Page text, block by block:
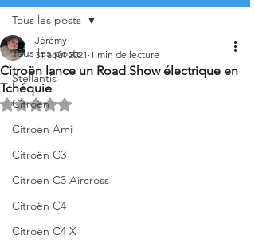
Tous les posts
Stellantis
Citroën
Citroën Ami
Citroën C3
Citroën C3 Aircross
Citroën C4
Citroën C4 X
Tous les posts
Citroën lance un Road Show électrique en
Tchéquie
Jérémy
31 août 2021 1 min de lecture
Noté NaN étoiles sur 5.